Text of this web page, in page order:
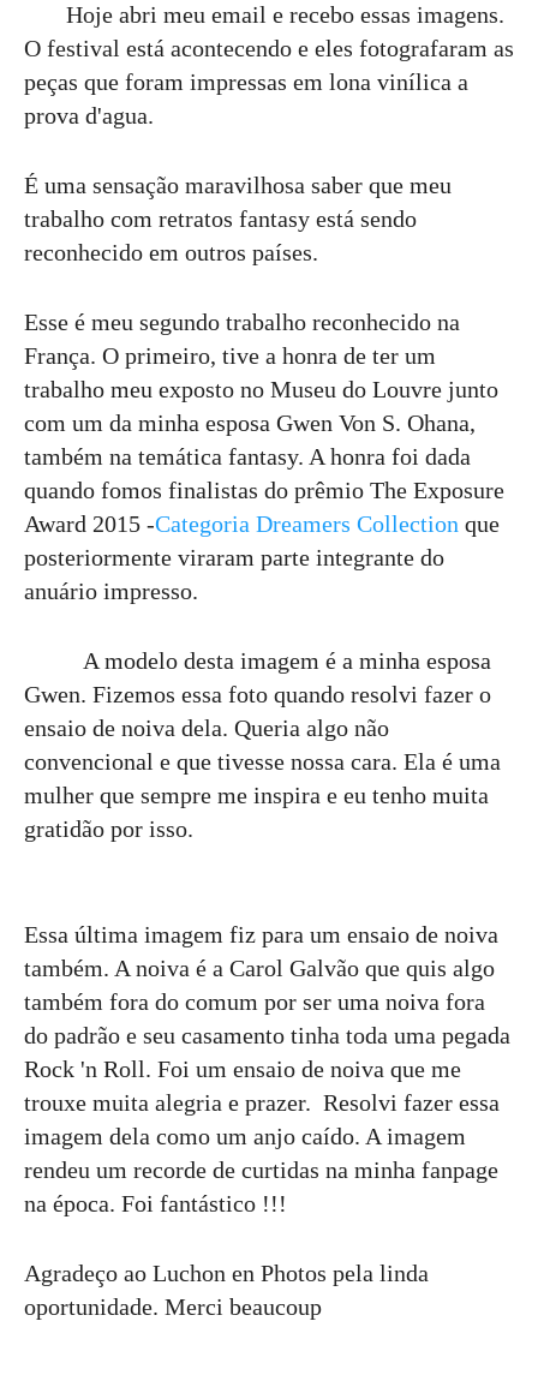
Hoje abri meu email e recebo essas imagens.
O festival está acontecendo e eles fotografaram as
peças que foram impressas em lona vinílica a
prova d'agua.
É uma sensação maravilhosa saber que meu
trabalho com retratos fantasy está sendo
reconhecido em outros países.
Esse é meu segundo trabalho reconhecido na
França. O primeiro, tive a honra de ter um
trabalho meu exposto no Museu do Louvre junto
com um da minha esposa Gwen Von S. Ohana,
também na temática fantasy. A honra foi dada
quando fomos finalistas do prêmio The Exposure
Award 2015 -Categoria Dreamers Collection que
posteriormente viraram parte integrante do
anuário impresso.
A modelo desta imagem é a minha esposa
Gwen. Fizemos essa foto quando resolvi fazer o
ensaio de noiva dela. Queria algo não
convencional e que tivesse nossa cara. Ela é uma
mulher que sempre me inspira e eu tenho muita
gratidão por isso.
Essa última imagem fiz para um ensaio de noiva
também. A noiva é a Carol Galvão que quis algo
também fora do comum por ser uma noiva fora
do padrão e seu casamento tinha toda uma pegada
Rock 'n Roll. Foi um ensaio de noiva que me
trouxe muita alegria e prazer. Resolvi fazer essa
imagem dela como um anjo caído. A imagem
rendeu um recorde de curtidas na minha fanpage
na época. Foi fantástico !!!
Agradeço ao Luchon en Photos pela linda
oportunidade. Merci beaucoup